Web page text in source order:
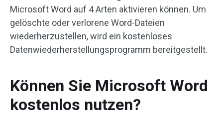
Microsoft Word auf 4 Arten aktivieren können. Um
gelöschte oder verlorene Word-Dateien
wiederherzustellen, wird ein kostenloses
Datenwiederherstellungsprogramm bereitgestellt.
Können Sie Microsoft Word
kostenlos nutzen?